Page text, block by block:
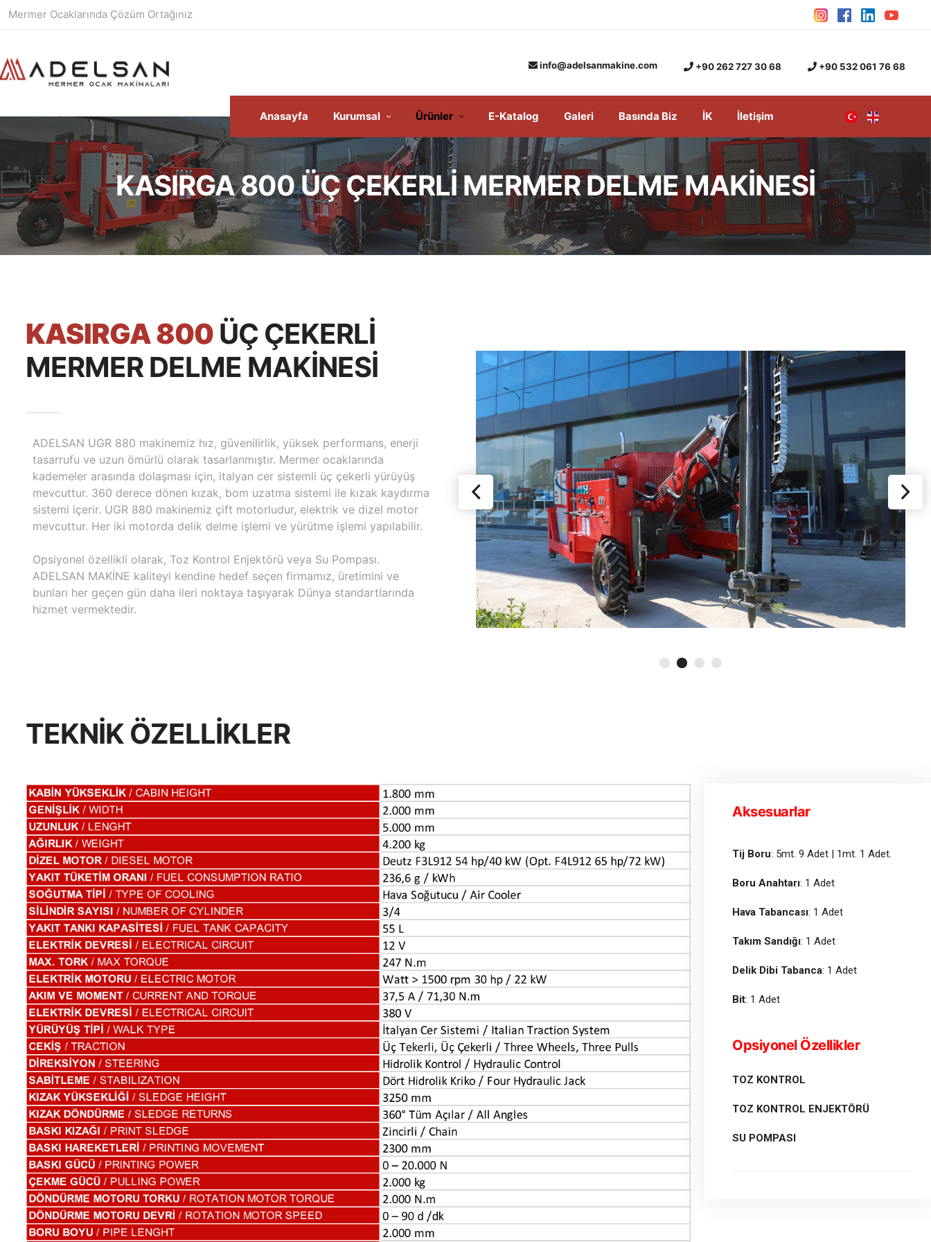
Mermer Ocaklarında Çözüm Ortağınız
info@adelsanmakine.com +90 262 727 30 68 +90 532 061 76 68
Anasayfa Kurumsal Ürünler E-Katalog Galeri Basında Biz İK İletişim
KASIRGA 800 ÜÇ ÇEKERLİ MERMER DELME MAKİNESİ
KASIRGA 800 ÜÇ ÇEKERLİ
MERMER DELME MAKİNESİ
ADELSAN UGR 880 makinemiz hız, güvenilirlik, yüksek performans, enerji
tasarrufu ve uzun ömürlü olarak tasarlanmıştır. Mermer ocaklarında
kademeler arasında dolaşması için, italyan cer sistemli üç çekerli yürüyüş
mevcuttur. 360 derece dönen kızak, bom uzatma sistemi ile kızak kaydırma
sistemi içerir. UGR 880 makinemiz çift motorludur, elektrik ve dizel motor
mevcuttur. Her iki motorda delik delme işlemi ve yürütme işlemi yapılabilir.
Opsiyonel özellikli olarak, Toz Kontrol Enjektörü veya Su Pompası.
ADELSAN MAKİNE kaliteyi kendine hedef seçen firmamız, üretimini ve
bunları her geçen gün daha ileri noktaya taşıyarak Dünya standartlarında
hizmet vermektedir.
TEKNİK ÖZELLİKLER
Aksesuarlar
Tij Boru: 5mt. 9 Adet | 1mt. 1 Adet.
Boru Anahtarı: 1 Adet
Hava Tabancası: 1 Adet
Takım Sandığı: 1 Adet
Delik Dibi Tabanca: 1 Adet
Bit: 1 Adet
Opsiyonel Özellikler
TOZ KONTROL
TOZ KONTROL ENJEKTÖRÜ
SU POMPASI